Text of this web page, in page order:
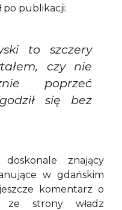
po publikacji:
to szczery
czy nie
poprzeć
się bez
znający
w gdańskim
komentarz o
ze strony władz